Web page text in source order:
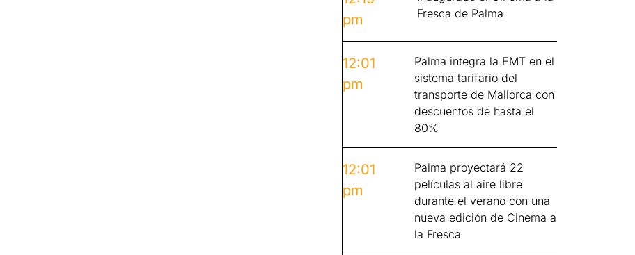
pm
Fresca de Palma
12:01
pm
Palma integra la EMT en el
sistema tarifario del
transporte de Mallorca con
descuentos de hasta el
80%
12:01
pm
Palma proyectará 22
películas al aire libre
durante el verano con una
nueva edición de Cinema a
la Fresca